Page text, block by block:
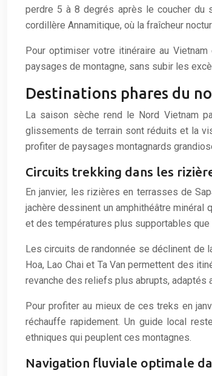
perdre 5 à 8 degrés après le coucher du
cordillère Annamitique, où la fraîcheur
Pour optimiser votre itinéraire au
paysages de montagne, sans subir les
Destinations phares du
La saison sèche rend le Nord Vietnam
glissements de terrain sont réduits et la
profiter de paysages montagnards
Circuits trekking dans les
En janvier, les rizières en terrasses de
jachère dessinent un amphithéâtre
et des températures plus supportables que
Les circuits de randonnée se déclinent de
Hoa, Lao Chai et Ta Van permettent des
revanche des reliefs plus abrupts, adaptés
Pour profiter au mieux de ces treks en
réchauffe rapidement. Un guide local
ethniques qui peuplent ces montagnes.
Navigation fluviale optimale